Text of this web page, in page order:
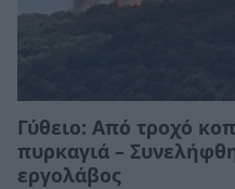
Γύθειο: Από τροχό
πυρκαγιά –
εργολάβος